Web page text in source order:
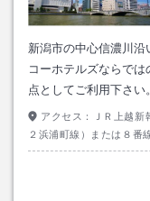
新潟市の中心信濃川
コーホテルズならで
点としてご利用下さい。
アクセス：
ＪＲ上越
２浜浦町線）または８番
ス）より約５分→バス停